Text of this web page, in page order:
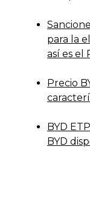
para la
así es el
Precio
BYD
BYD